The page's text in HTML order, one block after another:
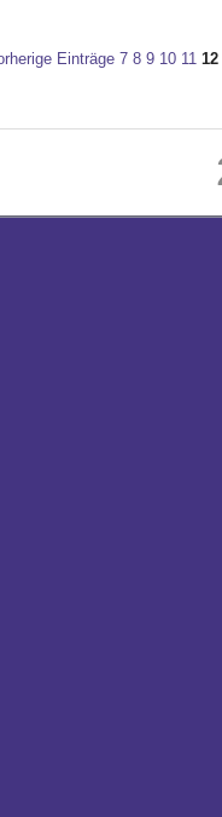
Einträge 7 8 9 10 11 12